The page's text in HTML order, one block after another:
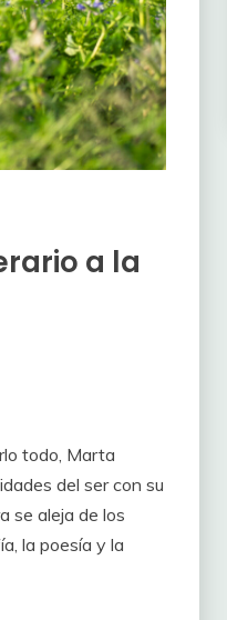
a la
todo, Marta
del ser con su
se aleja de los
la poesía y la